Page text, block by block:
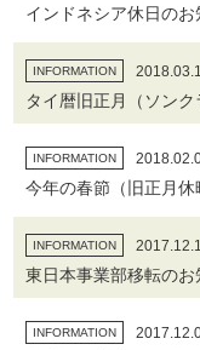
インドネシア休日のお
INFORMATION
タイ暦旧正月（ソン
INFORMATION
今年の春節（旧正月
INFORMATION
東日本事業部移転のお
INFORMATION